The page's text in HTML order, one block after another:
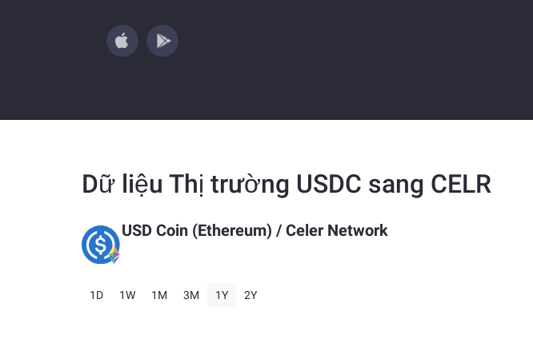
Dữ liệu Thị trường USDC sang CELR
USD Coin (Ethereum) / Celer Network
1D 1W 1M 3M 1Y 2Y